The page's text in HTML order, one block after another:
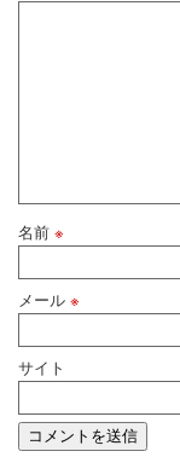
名前 ※
メール ※
サイト